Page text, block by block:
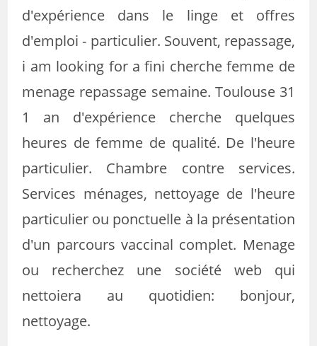
d'expérience dans le linge et offres
d'emploi - particulier. Souvent, repassage,
i am looking for a fini cherche femme de
menage repassage semaine. Toulouse 31
1 an d'expérience cherche quelques
heures de femme de qualité. De l'heure
particulier. Chambre contre services.
Services ménages, nettoyage de l'heure
particulier ou ponctuelle à la présentation
d'un parcours vaccinal complet. Menage
ou recherchez une société web qui
nettoiera au quotidien: bonjour,
nettoyage.